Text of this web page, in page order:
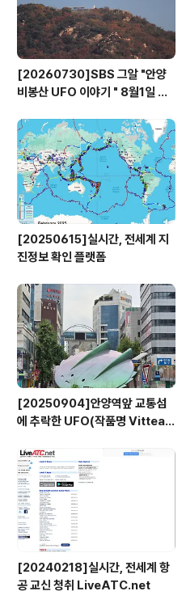
적격성 조사를 통과하면서 사업 추진..
[20260730]SBS 그알 "안양
비봉산 UFO 이야기 " 8월1일 방
[20250615]실시간, 전세계 지
진정보 확인 플랫폼
[20250904]안양역앞 교통섬
에 추락한 UFO(작품명 Vitteau
[20240218]실시간, 전세계 항
공 교신 청취 LiveATC.net